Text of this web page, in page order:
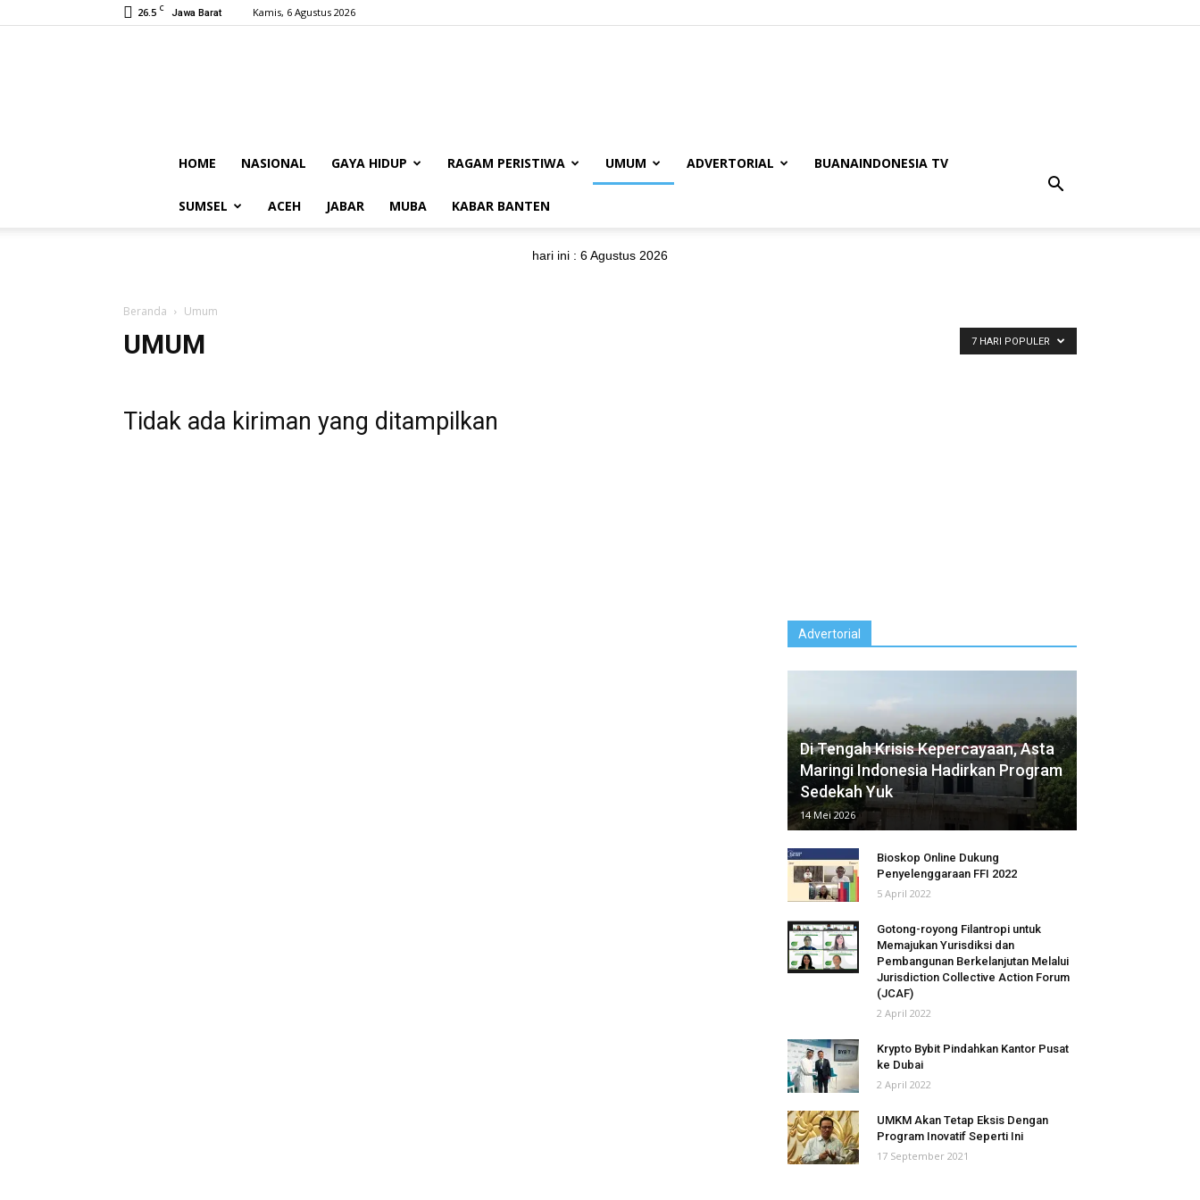
26.5 C Jawa Barat Kamis, 6 Agustus 2026
HOME NASIONAL GAYA HIDUP RAGAM PERISTIWA UMUM ADVERTORIAL BUANAINDONESIA TV
SUMSEL ACEH JABAR MUBA KABAR BANTEN
hari ini : 6 Agustus 2026
Beranda Umum
UMUM 7 HARI POPULER
Tidak ada kiriman yang ditampilkan
Advertorial
Di Tengah Krisis Kepercayaan, Asta
Maringi Indonesia⁠ Hadirkan Program
Sedekah Yuk
14 Mei 2026
Bioskop Online Dukung
Penyelenggaraan FFI 2022
5 April 2022
Gotong-royong Filantropi untuk
Memajukan Yurisdiksi dan
Pembangunan Berkelanjutan Melalui
Jurisdiction Collective Action Forum
(JCAF)
2 April 2022
Krypto Bybit Pindahkan Kantor Pusat
ke Dubai
2 April 2022
UMKM Akan Tetap Eksis Dengan
Program Inovatif Seperti Ini
17 September 2021